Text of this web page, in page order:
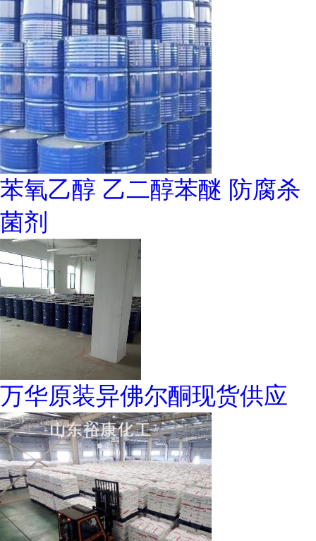
苯氧乙醇 乙二醇苯醚 防腐杀
菌剂
万华原装异佛尔酮现货供应